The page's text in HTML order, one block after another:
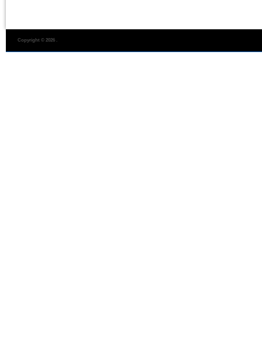
Copyright © 2026 .